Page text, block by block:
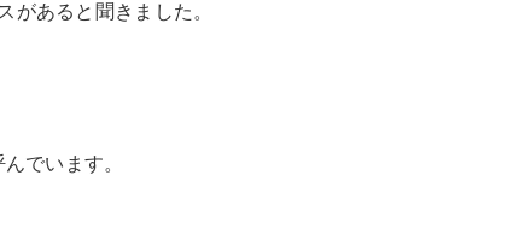
があると聞きました。
でいます。